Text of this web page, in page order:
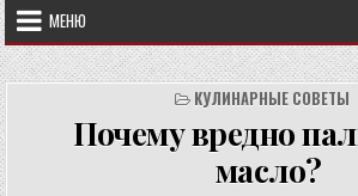
МЕНЮ
КУЛИНАРНЫЕ СОВЕТЫ
Почему вредно
масло?